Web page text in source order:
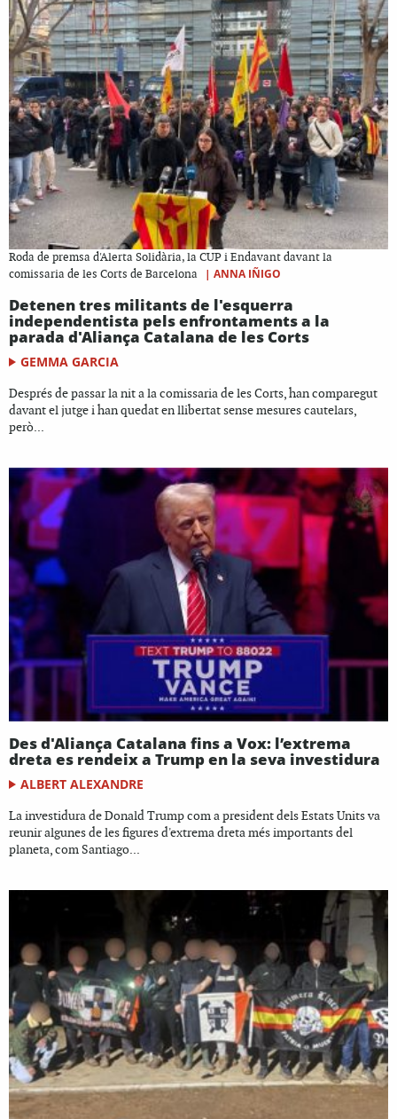
Roda de premsa d'Alerta Solidària, la CUP i Endavant davant la
comissaria de les Corts de Barcelona
| ANNA IÑIGO
Detenen tres militants de l'esquerra
independentista pels enfrontaments a la
parada d'Aliança Catalana de les Corts
GEMMA GARCIA
Després de passar la nit a la comissaria de les Corts, han comparegut
davant el jutge i han quedat en llibertat sense mesures cautelars,
però...
Des d'Aliança Catalana fins a Vox: l’extrema
dreta es rendeix a Trump en la seva investidura
ALBERT ALEXANDRE
La investidura de Donald Trump com a president dels Estats Units va
reunir algunes de les figures d'extrema dreta més importants del
planeta, com Santiago...